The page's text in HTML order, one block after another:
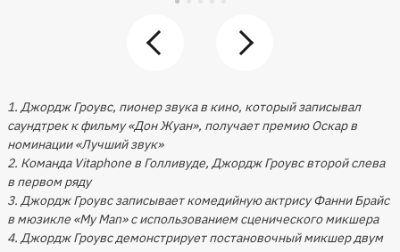
1. Джордж Гроувс, пионер звука в кино, который записывал
саундтрек к фильму «Дон Жуан», получает премию Оскар в
номинации «Лучший звук»
2. Команда Vitaphone в Голливуде, Джордж Гроувс второй слева
в первом ряду
3. Джордж Гроувс записывает комедийную актрису Фанни Брайс
в мюзикле «My Man» с использованием сценического микшера
4. Джордж Гроувс демонстрирует постановочный микшер двум